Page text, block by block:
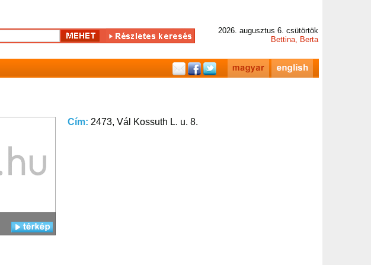
2026. augusztus 6. csütörtök
Bettina, Berta
Cím: 2473, Vál Kossuth L. u. 8.